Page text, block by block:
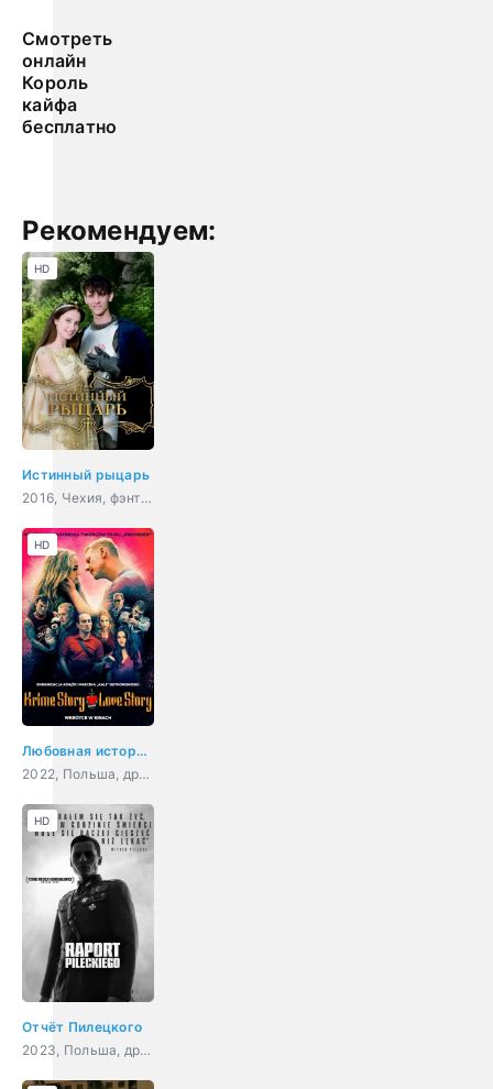
Смотреть
онлайн
Король
кайфа
бесплатно
Рекомендуем:
Истинный рыцарь
2016, Чехия, фэнтези, комедия, приключения, семейный
HD
Любовная история Крайма
2022, Польша, драма, комедия, криминал
HD
Отчёт Пилецкого
2023, Польша, драма, военный, биография
HD